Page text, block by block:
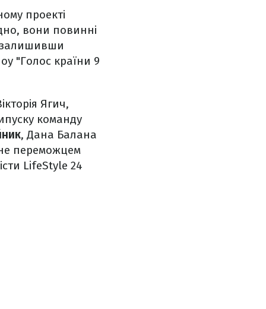
проекті
вони повинні
залишивши
"Голос країни 9
Ягич,
команду
, Дана Балана
переможцем
LifeStyle 24